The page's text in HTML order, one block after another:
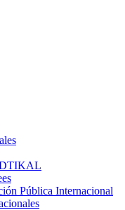
Pública Internacional